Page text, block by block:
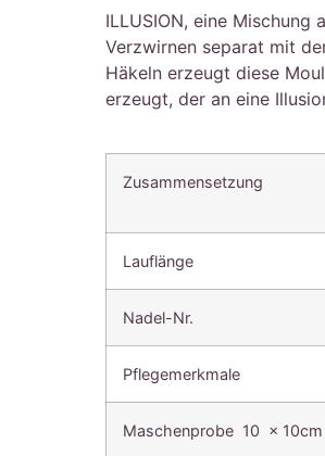
ILLUSION, eine
Verzwirnen separat mit
Häkeln erzeugt diese
erzeugt, der an eine
Zusammensetzung
Lauflänge
Nadel-Nr.
Pflegemerkmale
Maschenprobe 10 x 10cm